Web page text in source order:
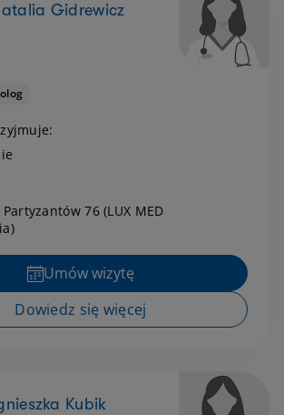
Gidrewicz
76 (LUX MED
Umów wizytę
Dowiedz się więcej
Kubik